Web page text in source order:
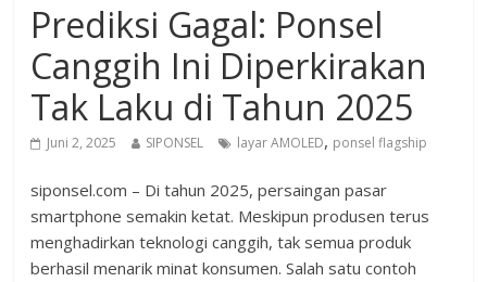
Prediksi Gagal: Ponsel
Canggih Ini Diperkirakan
Tak Laku di Tahun 2025
Juni 2, 2025 SIPONSEL layar AMOLED, ponsel flagship
siponsel.com – Di tahun 2025, persaingan pasar
smartphone semakin ketat. Meskipun produsen terus
menghadirkan teknologi canggih, tak semua produk
berhasil menarik minat konsumen. Salah satu contoh